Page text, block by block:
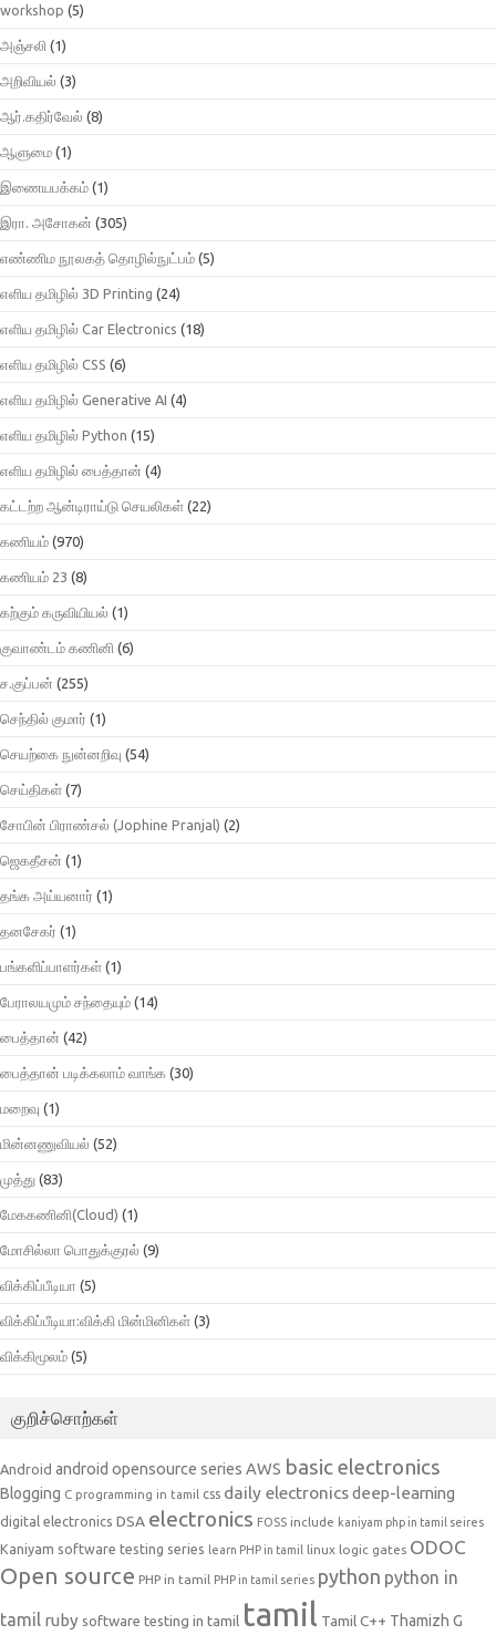
workshop (5)
அஞ்சலி (1)
அறிவியல் (3)
ஆர்.கதிர்வேல் (8)
ஆளுமை (1)
இணையபக்கம் (1)
இரா. அசோகன் (305)
எண்ணிம நூலகத் தொழில்நுட்பம் (5)
எளிய தமிழில் 3D Printing (24)
எளிய தமிழில் Car Electronics (18)
எளிய தமிழில் CSS (6)
எளிய தமிழில் Generative AI (4)
எளிய தமிழில் Python (15)
எளிய தமிழில் பைத்தான் (4)
கட்டற்ற ஆன்டிராய்டு செயலிகள் (22)
கணியம் (970)
கணியம் 23 (8)
கற்கும் கருவியியல் (1)
குவாண்டம் கணினி (6)
ச.குப்பன் (255)
செந்தில் குமார் (1)
செயற்கை நுன்னறிவு (54)
செய்திகள் (7)
சோபின் பிராண்சல் (Jophine Pranjal) (2)
ஜெகதீசன் (1)
தங்க அய்யனார் (1)
தனசேகர் (1)
பங்களிப்பாளர்கள் (1)
பேராலயமும் சந்தையும் (14)
பைத்தான் (42)
பைத்தான் படிக்கலாம் வாங்க (30)
மறைவு (1)
மின்னணுவியல் (52)
முத்து (83)
மேககணினி(Cloud) (1)
மோசில்லா பொதுக்குரல் (9)
விக்கிப்பீடியா (5)
விக்கிப்பீடியா:விக்கி மின்மினிகள் (3)
விக்கிமூலம் (5)
குறிச்சொற்கள்
Android android opensource series AWS basic electronics
Blogging C programming in tamil css daily electronicsdeep-learning
digital electronics DSA electronics FOSS include kaniyam php in tamil seires
Kaniyam software testing series learn PHP in tamil linux logic gates ODOC
Open source PHP in tamil PHP in tamil series python python in
tamil ruby software testing in tamil tamil Tamil C++ Thamizh G